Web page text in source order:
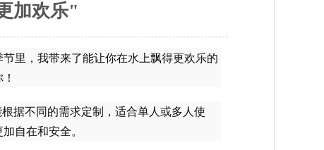
加欢乐"
里，我带来了能让你在水上飘得更欢乐的
据不同的需求定制，适合单人或多人使
自在和安全。